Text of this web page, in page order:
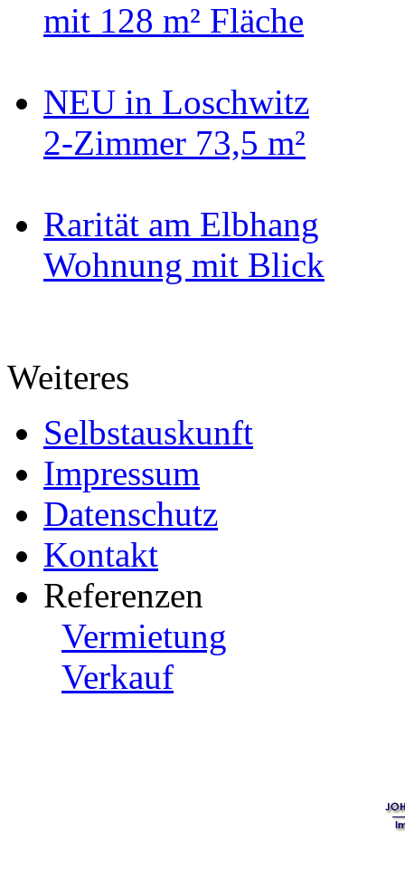
mit 128 m² Fläche
NEU in Loschwitz
2-Zimmer 73,5 m²
Rarität am Elbhang
Wohnung mit Blick
Weiteres
Selbstauskunft
Impressum
Datenschutz
Kontakt
Referenzen
Vermietung
Verkauf